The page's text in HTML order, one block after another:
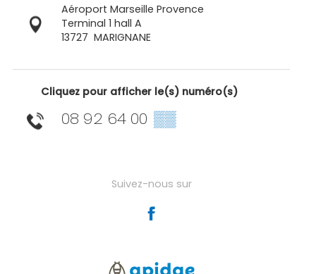
Aéroport Marseille Provence
Terminal 1 hall A
13727 MARIGNANE
Cliquez pour afficher le(s) numéro(s)
08 92 64 00 ▒▒
Suivez-nous sur